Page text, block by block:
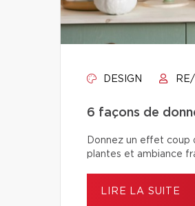
DESIGN
6 façons de
Donnez un effet coup
plantes et ambiance
LIRE LA SUITE